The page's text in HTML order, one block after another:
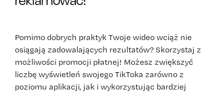
Pomimo dobrych praktyk Twoje wideo wciąż nie
osiągają zadowalających rezultatów? Skorzystaj z
możliwości promocji płatnej! Możesz zwiększyć
liczbę wyświetleń swojego TikToka zarówno z
poziomu aplikacji, jak i wykorzystując bardziej